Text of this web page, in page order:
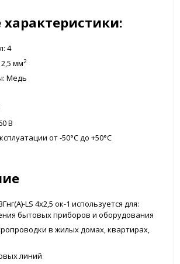
4
мм2
Медь
В
от -50°С до +50°С
LS 4x2,5 ок-1 используется для:
бытовых приборов и оборудования
в жилых домах, квартирах,
линий